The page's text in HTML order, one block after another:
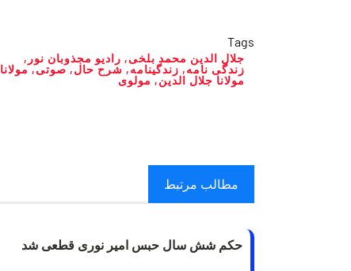
Tags
جلال الدین محمد بلخی, رادیو مجذوبان نور ,
زندگی نامه, زندگینامه, شرح حال,صوتی,مولانا
مولانا جلال الدین, مولوی
مطالب مرتبط
حکم شش سال حبس امیر نوری قطعی شد